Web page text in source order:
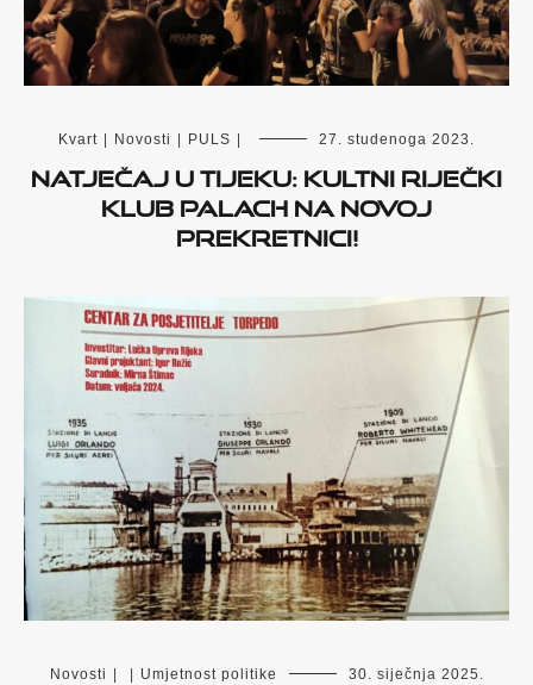
Kvart Novosti PULS 27. studenoga 2023.
Natječaj u tijeku: Kultni riječki
klub Palach na novoj
prekretnici!
Novosti Umjetnost politike 30. siječnja 2025.